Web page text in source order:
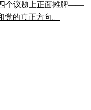
个议题上正面摊牌——
的真正方向。